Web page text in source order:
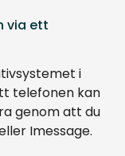
via ett
i
telefonen kan
genom att du
Imessage.